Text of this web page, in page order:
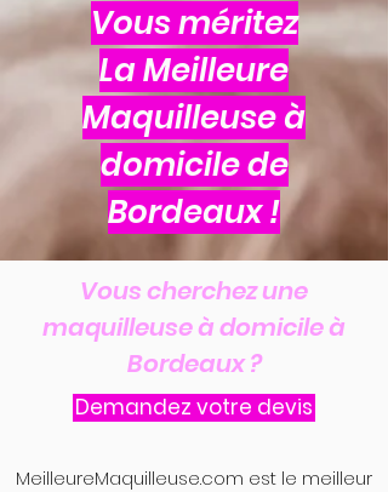
Vous méritez
La Meilleure
Maquilleuse à
domicile de
Bordeaux !
Vous cherchez une
maquilleuse à domicile à
Bordeaux ?
Demandez votre devis
MeilleureMaquilleuse.com est le meilleur